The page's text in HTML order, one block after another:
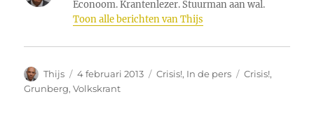
Econoom. Krantenlezer. Stuurman aan wal.
Toon alle berichten van Thijs
Auteur
Thijs
Geplaatst
op
4 februari 2013 Categorieën
Crisis!, In de pers Tags
Crisis!,
Grunberg,Volkskrant